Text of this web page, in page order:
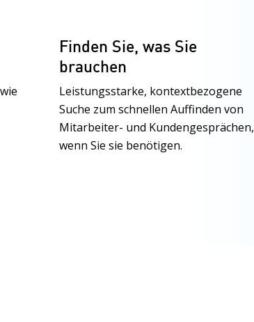
Finden Sie, was Sie
brauchen
Leistungsstarke, kontextbezogene
Suche zum schnellen Auffinden von
Mitarbeiter- und Kundengesprächen,
wenn Sie sie benötigen.